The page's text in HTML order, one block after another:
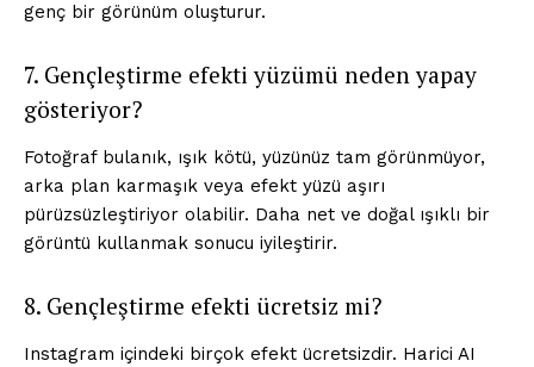
genç bir görünüm oluşturur.
7. Gençleştirme efekti yüzümü neden yapay
gösteriyor?
Fotoğraf bulanık, ışık kötü, yüzünüz tam görünmüyor,
arka plan karmaşık veya efekt yüzü aşırı
pürüzsüzleştiriyor olabilir. Daha net ve doğal ışıklı bir
görüntü kullanmak sonucu iyileştirir.
8. Gençleştirme efekti ücretsiz mi?
Instagram içindeki birçok efekt ücretsizdir. Harici AI